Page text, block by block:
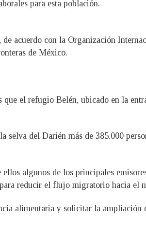
para esta población.
acuerdo con la Organización
de México.
el refugio Belén, ubicado en la
selva del Darién más de 385.000
algunos de los principales
reducir el flujo migratorio hacia el
alimentaria y solicitar la ampliación